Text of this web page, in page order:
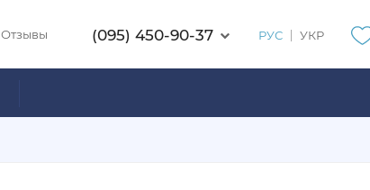
Отзывы РУС УКР
(095) 450-90-37